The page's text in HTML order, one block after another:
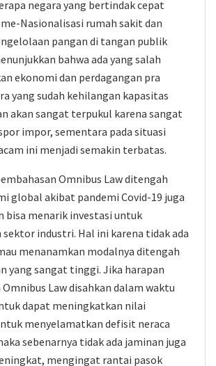
negara yang bertindak cepat
Nasionalisasi rumah sakit dan
pangan di tangan publik
bahwa ada yang salah
ekonomi dan perdagangan pra
yang sudah kehilangan kapasitas
akan sangat terpukul karena sangat
impor, sementara pada situasi
ini menjadi semakin terbatas.
Omnibus Law ditengah
global akibat pandemi Covid-19 juga
bisa menarik investasi untuk
industri. Hal ini karena tidak ada
menanamkan modalnya ditengah
yang sangat tinggi. Jika harapan
Law disahkan dalam waktu
dapat meningkatkan nilai
menyelamatkan defisit neraca
sebenarnya tidak ada jaminan juga
mengingat rantai pasok